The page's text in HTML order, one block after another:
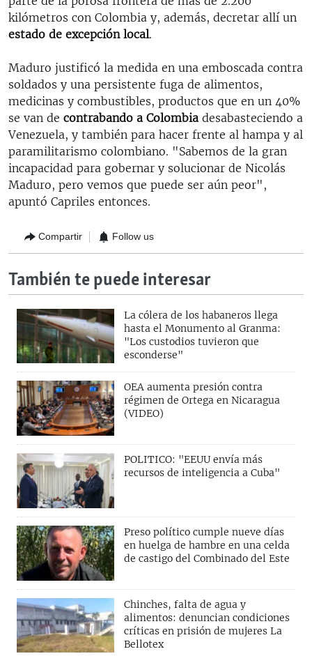
kilómetros con Colombia y, además, decretar allí un
estado de excepción local.
Maduro justificó la medida en una emboscada contra
soldados y una persistente fuga de alimentos,
medicinas y combustibles, productos que en un 40%
se van de contrabando a Colombia desabasteciendo a
Venezuela, y también para hacer frente al hampa y al
paramilitarismo colombiano. "Sabemos de la gran
incapacidad para gobernar y solucionar de Nicolás
Maduro, pero vemos que puede ser aún peor",
apuntó Capriles entonces.
Compartir Follow us
También te puede interesar
La cólera de los habaneros llega
hasta el Monumento al Granma:
"Los custodios tuvieron que
esconderse"
OEA aumenta presión contra
régimen de Ortega en Nicaragua
(VIDEO)
POLITICO: "EEUU envía más
recursos de inteligencia a Cuba"
Preso político cumple nueve días
en huelga de hambre en una celda
de castigo del Combinado del Este
Chinches, falta de agua y
alimentos: denuncian condiciones
críticas en prisión de mujeres La
Bellotex